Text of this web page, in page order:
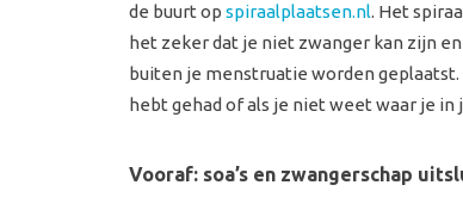
de buurt op spiraalplaatsen.nl. Het
het zeker dat je niet zwanger kan zijn
buiten je menstruatie worden
hebt gehad of als je niet weet waar je in
Vooraf: soa’s en zwangerschap